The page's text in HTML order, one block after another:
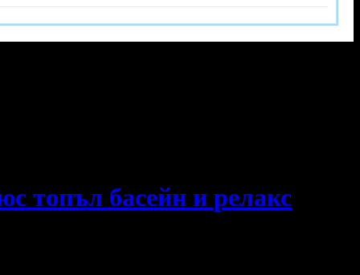
топъл басейн и релакс